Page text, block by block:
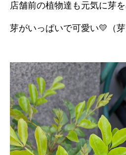
店舗前の植物達も元気に芽を
芽がいっぱいで可愛い💛（